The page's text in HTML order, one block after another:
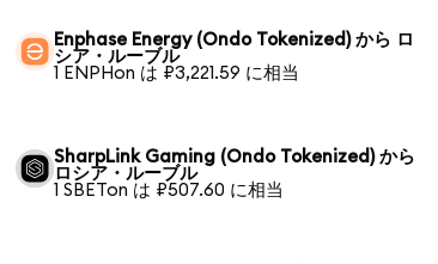
Enphase Energy (Ondo Tokenized) から ロ
シア・ルーブル
1 ENPHon は ₽3,221.59 に相当
SharpLink Gaming (Ondo Tokenized) から
ロシア・ルーブル
1 SBETon は ₽507.60 に相当